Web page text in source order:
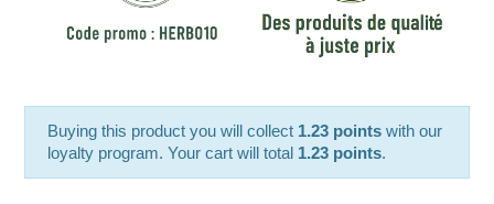
Buying this product you will collect 1.23 points with our
loyalty program. Your cart will total 1.23 points.